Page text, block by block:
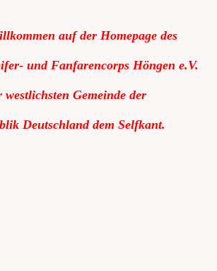
auf der Homepage des
und Fanfarencorps Höngen e.V.
westlichsten Gemeinde der
Deutschland dem Selfkant.